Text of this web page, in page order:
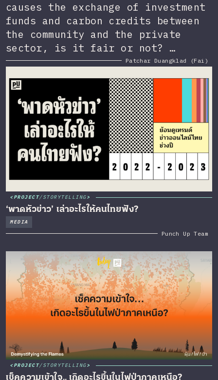
causes the exchange of investment
funds and carbon credits between
the community and the private
sector, is it fair or not? …
Patchar Duangklad (Fai)
PROJECT/STORYTELLING
‘พาดหัวข่าว’ เล่าอะไรให้คนไทยฟัง?
MEDIA
Punch Up Team
PROJECT/STORYTELLING
เช็คความเข้าใจ.. เกิดอะไรขึ้นในไฟป่าภาคเหนือ?